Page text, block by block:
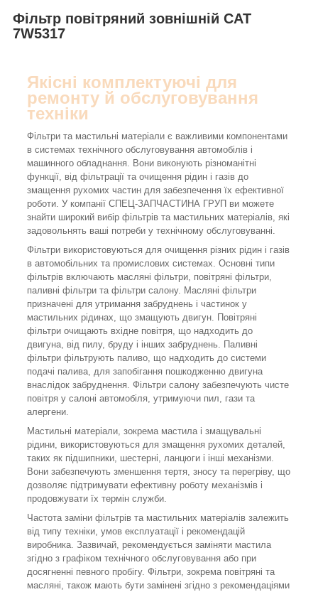
Фільтр повітряний зовнішній CAT
7W5317
Якісні комплектуючі для
ремонту й обслуговування
техніки
Фільтри та мастильні матеріали є важливими компонентами
в системах технічного обслуговування автомобілів і
машинного обладнання. Вони виконують різноманітні
функції, від фільтрації та очищення рідин і газів до
змащення рухомих частин для забезпечення їх ефективної
роботи. У компанії СПЕЦ-ЗАПЧАСТИНА ГРУП ви можете
знайти широкий вибір фільтрів та мастильних матеріалів, які
задовольнять ваші потреби у технічному обслуговуванні.
Фільтри використовуються для очищення різних рідин і газів
в автомобільних та промислових системах. Основні типи
фільтрів включають масляні фільтри, повітряні фільтри,
паливні фільтри та фільтри салону. Масляні фільтри
призначені для утримання забруднень і частинок у
мастильних рідинах, що змащують двигун. Повітряні
фільтри очищають вхідне повітря, що надходить до
двигуна, від пилу, бруду і інших забруднень. Паливні
фільтри фільтрують паливо, що надходить до системи
подачі палива, для запобігання пошкодженню двигуна
внаслідок забруднення. Фільтри салону забезпечують чисте
повітря у салоні автомобіля, утримуючи пил, гази та
алергени.
Мастильні матеріали, зокрема мастила і змащувальні
рідини, використовуються для змащення рухомих деталей,
таких як підшипники, шестерні, ланцюги і інші механізми.
Вони забезпечують зменшення тертя, зносу та перегріву, що
дозволяє підтримувати ефективну роботу механізмів і
продовжувати їх термін служби.
Частота заміни фільтрів та мастильних матеріалів залежить
від типу техніки, умов експлуатації і рекомендацій
виробника. Зазвичай, рекомендується заміняти мастила
згідно з графіком технічного обслуговування або при
досягненні певного пробігу. Фільтри, зокрема повітряні та
масляні, також мають бути замінені згідно з рекомендаціями